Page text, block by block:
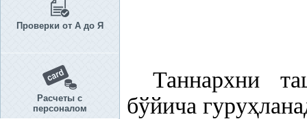
Проверки от А до Я
Расчеты с
персоналом
Таннархни
бўйича гуруҳ